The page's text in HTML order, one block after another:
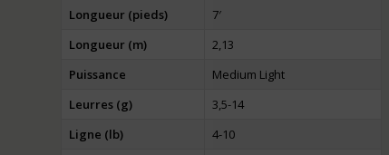
Longueur (pieds)
7′
Longueur (m)
2,13
Puissance
Medium Light
Leurres (g)
3,5-14
Ligne (lb)
4-10